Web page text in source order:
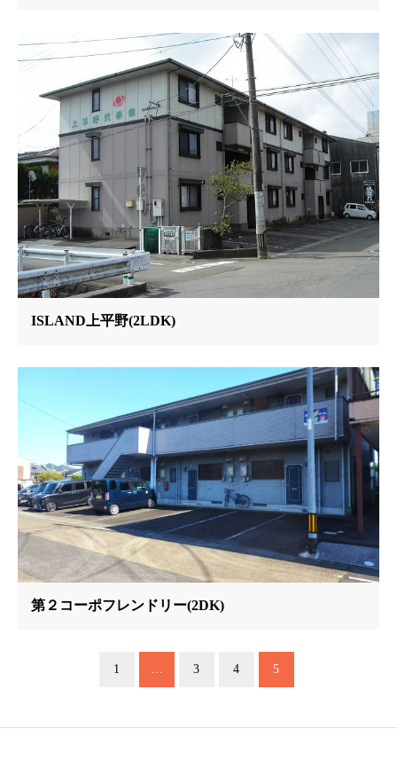
ISLAND上平野(2LDK)
第２コーポフレンドリー(2DK)
1 3 4 5